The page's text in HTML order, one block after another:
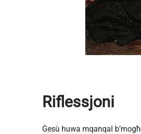
Riflessjoni
Ġesù huwa mqanqal